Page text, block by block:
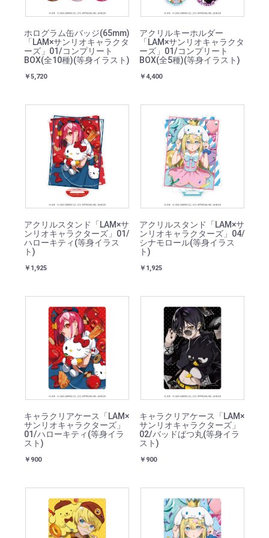
ホログラム缶バッジ(65mm)
「LAM×サンリオキャラクタ
ーズ」01/コンプリート
BOX(全10種)(等身イラスト)
￥5,720
アクリルキーホルダー
「LAM×サンリオキャラクタ
ーズ」01/コンプリート
BOX(全5種)(等身イラスト)
￥4,400
アクリルスタンド「LAM×サ
ンリオキャラクターズ」01/
ハローキティ(等身イラス
ト)
￥1,925
アクリルスタンド「LAM×サ
ンリオキャラクターズ」04/
シナモロール(等身イラス
ト)
￥1,925
キャラクリアケース「LAM×
サンリオキャラクターズ」
01/ハローキティ(等身イラ
スト)
￥900
キャラクリアケース「LAM×
サンリオキャラクターズ」
02/バッドばつ丸(等身イラ
スト)
￥900